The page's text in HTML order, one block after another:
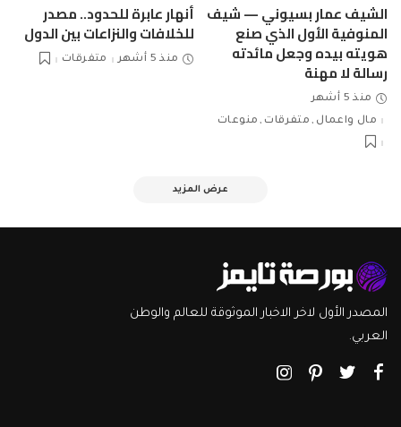
الشيف عمار بسيوني — شيف
المنوفية الأول الذي صنع
هويته بيده وجعل مائدته
رسالة لا مهنة
منذ 5 أشهر
مال واعمال
متفرقات منوعات
أنهار عابرة للحدود.. مصدر
للخلافات والنزاعات بين الدول
منذ 5 أشهر متفرقات
عرض المزيد
المصدر الأول لاخر الاخبار الموثوقة للعالم والوطن
العربي.